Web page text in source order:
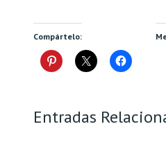
Compártelo:
Entradas